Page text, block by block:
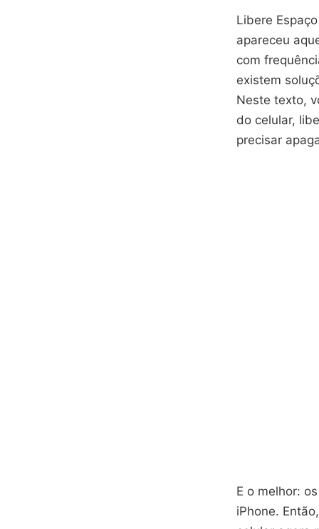
Libere
apareceu
com
existem
Neste texto,
do celular,
precisar
E o melhor:
iPhone.